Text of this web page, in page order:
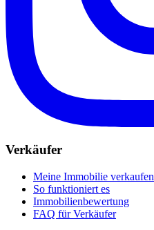
Verkäufer
Meine Immobilie verkaufen
So funktioniert es
Immobilienbewertung
FAQ für Verkäufer